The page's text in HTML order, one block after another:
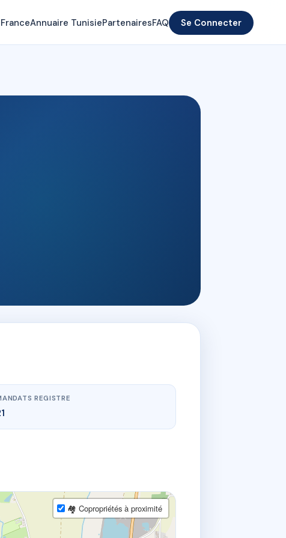
Annuaire TunisiePartenairesFAQ Se Connecter
REGISTRE
🏘 Copropriétés à proximité